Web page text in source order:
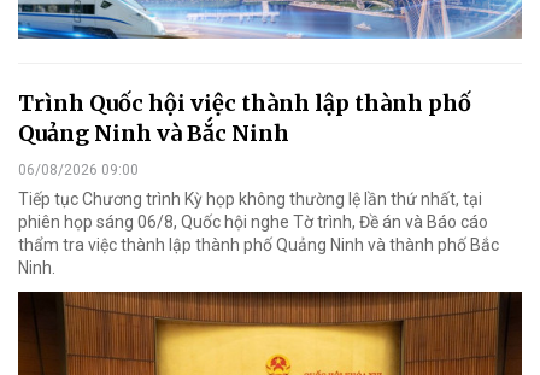
Trình Quốc hội việc thành lập thành phố
Quảng Ninh và Bắc Ninh
06/08/2026 09:00
Tiếp tục Chương trình Kỳ họp không thường lệ lần thứ nhất, tại
phiên họp sáng 06/8, Quốc hội nghe Tờ trình, Đề án và Báo cáo
thẩm tra việc thành lập thành phố Quảng Ninh và thành phố Bắc
Ninh.